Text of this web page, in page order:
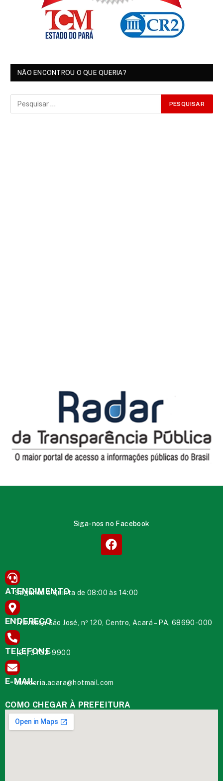
NÃO ENCONTROU O QUE QUERIA?
Siga-nos no Facebook
ATENDIMENTO
Segunda à Quinta de 08:00 às 14:00
ENDEREÇO
Travessa São José, nº 120, Centro, Acará – PA, 68690-000
TELEFONE
(91) 3732-9900
E-MAIL
ouvidoria.acara@hotmail.com
COMO CHEGAR À PREFEITURA